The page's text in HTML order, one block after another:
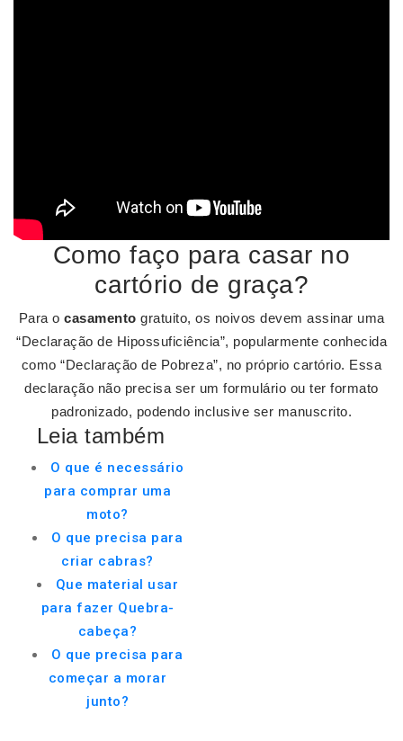
Como faço para casar no
cartório de graça?
Para o casamento gratuito, os noivos devem assinar uma
“Declaração de Hipossuficiência”, popularmente conhecida
como “Declaração de Pobreza”, no próprio cartório. Essa
declaração não precisa ser um formulário ou ter formato
padronizado, podendo inclusive ser manuscrito.
Leia também
O que é necessário
para comprar uma
moto?
O que precisa para
criar cabras?
Que material usar
para fazer Quebra-
cabeça?
O que precisa para
começar a morar
junto?